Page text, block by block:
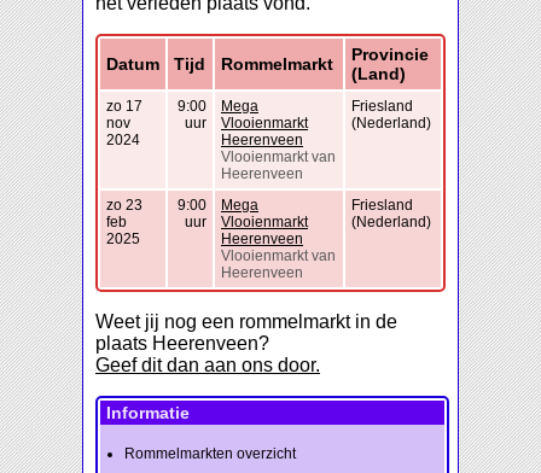
Datum Tijd Rommelmarkt
Provincie
(Land)
zo 17
nov
2024
9:00
uur
Mega
Vlooienmarkt
Heerenveen
Vlooienmarkt van
Heerenveen
Friesland
(Nederland)
zo 23
feb
2025
9:00
uur
Mega
Vlooienmarkt
Heerenveen
Vlooienmarkt van
Heerenveen
Friesland
(Nederland)
Weet jij nog een rommelmarkt in de
plaats Heerenveen?
Geef dit dan aan ons door.
Informatie
Rommelmarkten overzicht